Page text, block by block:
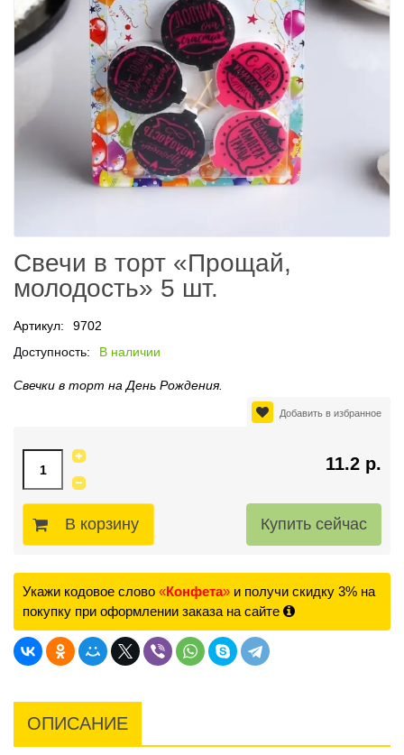
Свечи в торт «Прощай,
молодость» 5 шт.
Артикул:
9702
Доступность:
В наличии
Свечки в торт на День Рождения.
Добавить в избранное
11.2 р.
В корзину
Укажи кодовое слово «Конфета» и получи скидку 3% на
покупку при оформлении заказа на сайте
ОПИСАНИЕ